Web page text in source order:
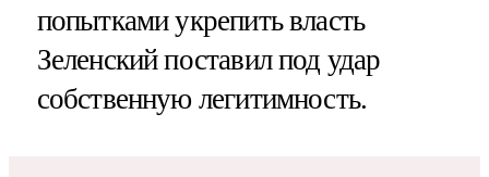
попытками укрепить власть
Зеленский поставил под удар
собственную легитимность.